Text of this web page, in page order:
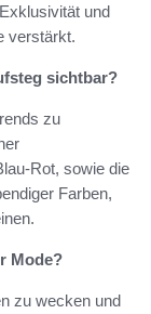
und
verstärkt.
sichtbar?
zu
Rot, sowie die
Farben,
Mode?
zu wecken und